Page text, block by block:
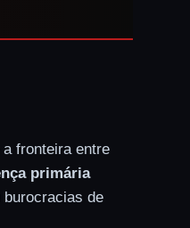
fronteira entre
primária
de